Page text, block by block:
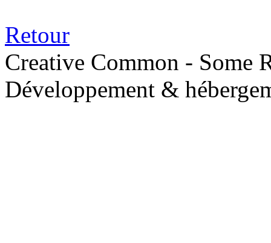
Retour
Creative Common - Some
Développement &